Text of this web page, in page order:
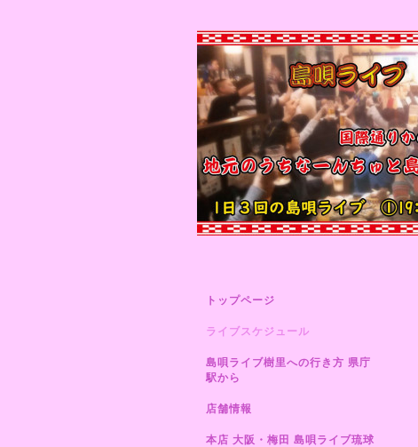
トップページ
ライブスケジュール
島唄ライブ樹里への行き方 県庁
駅から
店舗情報
本店 大阪・梅田 島唄ライブ琉球